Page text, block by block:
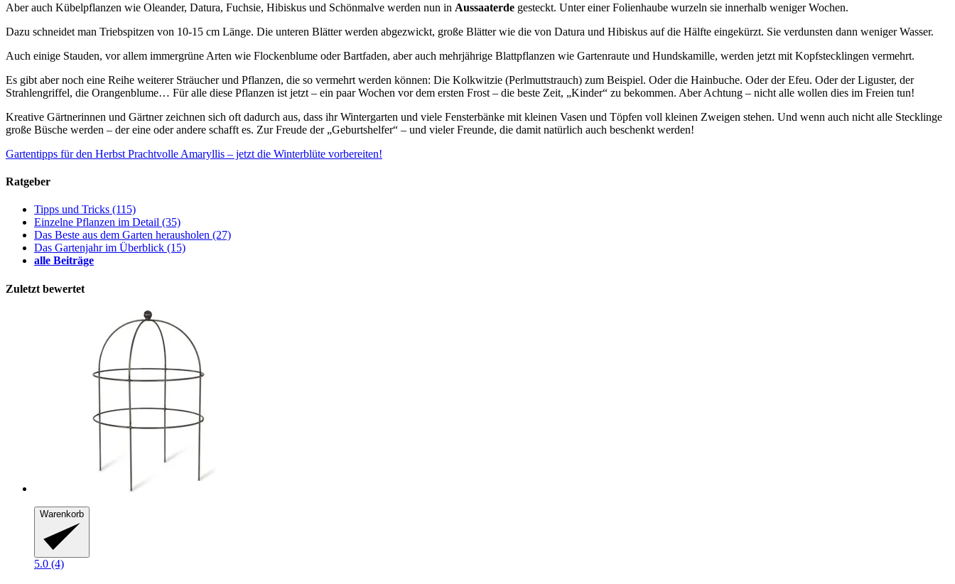
Aber auch Kübelpflanzen wie Oleander, Datura, Fuchsie, Hibiskus und Schönmalve werden nun in Aussaaterde gesteckt. Unter einer Folienhaube wurzeln sie innerhalb weniger Wochen.
Dazu schneidet man Triebspitzen von 10-15 cm Länge. Die unteren Blätter werden abgezwickt, große Blätter wie die von Datura und Hibiskus auf die Hälfte eingekürzt. Sie verdunsten dann weniger Wasser.
Auch einige Stauden, vor allem immergrüne Arten wie Flockenblume oder Bartfaden, aber auch mehrjährige Blattpflanzen wie Gartenraute und Hundskamille, werden jetzt mit Kopfstecklingen vermehrt.
Es gibt aber noch eine Reihe weiterer Sträucher und Pflanzen, die so vermehrt werden können: Die Kolkwitzie (Perlmuttstrauch) zum Beispiel. Oder die Hainbuche. Oder der Efeu. Oder der Liguster, der
Strahlengriffel, die Orangenblume… Für alle diese Pflanzen ist jetzt – ein paar Wochen vor dem ersten Frost – die beste Zeit, „Kinder“ zu bekommen. Aber Achtung – nicht alle wollen dies im Freien tun!
Kreative Gärtnerinnen und Gärtner zeichnen sich oft dadurch aus, dass ihr Wintergarten und viele Fensterbänke mit kleinen Vasen und Töpfen voll kleinen Zweigen stehen. Und wenn auch nicht alle Stecklinge
große Büsche werden – der eine oder andere schafft es. Zur Freude der „Geburtshelfer“ – und vieler Freunde, die damit natürlich auch beschenkt werden!
Gartentipps für den Herbst Prachtvolle Amaryllis – jetzt die Winterblüte vorbereiten!
Ratgeber
Tipps und Tricks (115)
Einzelne Pflanzen im Detail (35)
Das Beste aus dem Garten herausholen (27)
Das Gartenjahr im Überblick (15)
alle Beiträge
Zuletzt bewertet
Warenkorb
5.0 (4)